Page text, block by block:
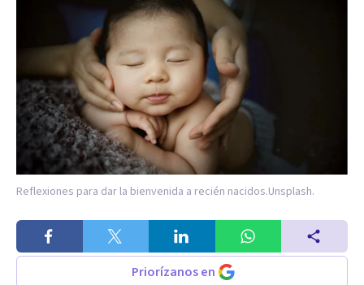
Reflexiones para dar la bienvenida a recién nacidos.Unsplash.
Priorízanos en